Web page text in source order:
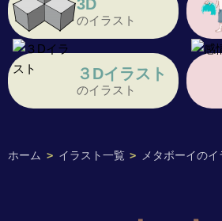
ホーム > イラスト一覧 > メタボーイのイ
3D
のイラスト
３Dイラスト
のイラスト